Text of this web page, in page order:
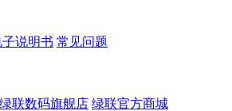
子说明书 常见问题
联数码旗舰店 绿联官方商城